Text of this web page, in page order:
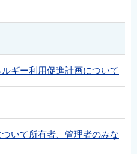
ギー利用促進計画について
いて所有者、管理者のみな